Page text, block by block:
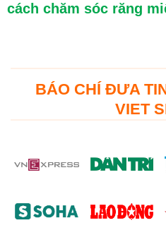
cách chăm sóc răng
BÁO CHÍ ĐƯA
VIET